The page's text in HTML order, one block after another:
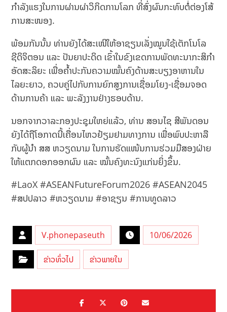
ກຳລັງແຮງໃນການຜ່ານຜ່າວິກິດການໂລກ ທີ່ສົ່ງຜົນກະທົບຕໍ່ຕ່ອງໂສ້
ການສະໜອງ.
ພ້ອມກັນນັ້ນ ທ່ານຍັງໄດ້ສະເໜີໃຫ້ອາຊຽນເລັ່ງໝູນໃຊ້ເຕັກໂນໂລ
ຊີດິຈິຕອນ ແລະ ປັນຍາປະດິດ ເຂົ້າໃນຂົງເຂດການພັດທະນາກະສິກຳ
ອັດສະລິຍະ ເພື່ອຄ້ຳປະກັນຄວາມໝັ້ນຄົງດ້ານສະບຽງອາຫານໃນ
ໄລຍະຍາວ, ຄວບຄູ່ໄປກັບການຍົກສູງການເຊື່ອມໂຍງ-ເຊື່ອມຈອດ
ດ້ານການຄ້າ ແລະ ພະລັງງານຢ່າງຮອບດ້ານ.
ນອກຈາກວາລະກອງປະຊຸມໃຫຍ່ແລ້ວ, ທ່ານ ສອນໄຊ ສີພັນດອນ
ຍັງໄດ້ຖືໂອກາດນີ້ເຄື່ອນໄຫວຢ້ຽມຢາມທາງການ ເພື່ອພົບປະຫາລື
ກັບຜູ້ນຳ ສສ ຫວຽດນາມ ໃນການຮັດແໜ້ນການຮ່ວມມືສອງຝ່າຍ
ໃຫ້ແຕກດອກອອກຜົນ ແລະ ໝັ້ນຄົງທະນົງແກ່ນຍິ່ງຂຶ້ນ.
#LaoX #ASEANFutureForum2026 #ASEAN2045
#ສປປລາວ #ຫວຽດນາມ #ອາຊຽນ #ການທູດລາວ
V.phonepaseuth 10/06/2026
ຂ່າວທົ່ວໄປ ຂ່າວພາຍໃນ